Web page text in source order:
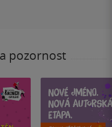
pozornost